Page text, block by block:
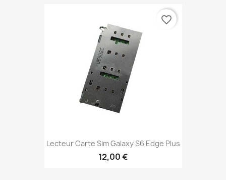
Lecteur Carte Sim Galaxy S6 Edge Plus
12,00 €
favorite_border